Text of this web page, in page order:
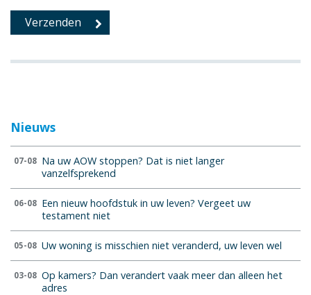
Nieuws
07-08 Na uw AOW stoppen? Dat is niet langer
vanzelfsprekend
06-08 Een nieuw hoofdstuk in uw leven? Vergeet uw
testament niet
05-08 Uw woning is misschien niet veranderd, uw leven wel
03-08 Op kamers? Dan verandert vaak meer dan alleen het
adres